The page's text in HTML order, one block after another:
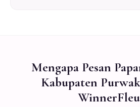
Mengapa Pesan
Kabupaten